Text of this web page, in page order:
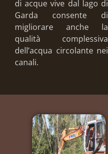
di acque vive dal lago di
Garda consente di
migliorare anche la
qualità complessiva
dell’acqua circolante nei
canali.